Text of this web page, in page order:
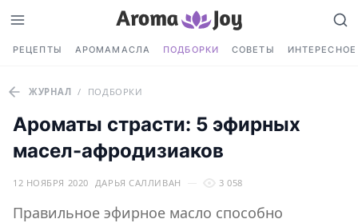
РЕЦЕПТЫ АРОМАМАСЛА ПОДБОРКИ СОВЕТЫ ИНТЕРЕСНОЕ
ЖУРНАЛ / ПОДБОРКИ
Ароматы страсти: 5 эфирных
масел-афродизиаков
12 НОЯБРЯ 2020 ДАРЬЯ САЛЛИВАН 3 058
Правильное эфирное масло способно